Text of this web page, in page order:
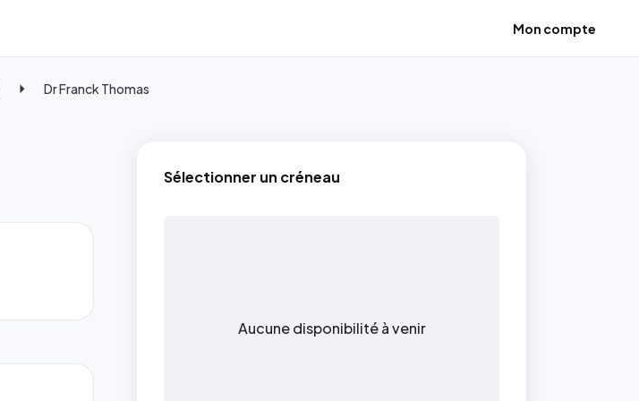
Mon compte
Dr Franck Thomas
Sélectionner un créneau
Aucune disponibilité à venir